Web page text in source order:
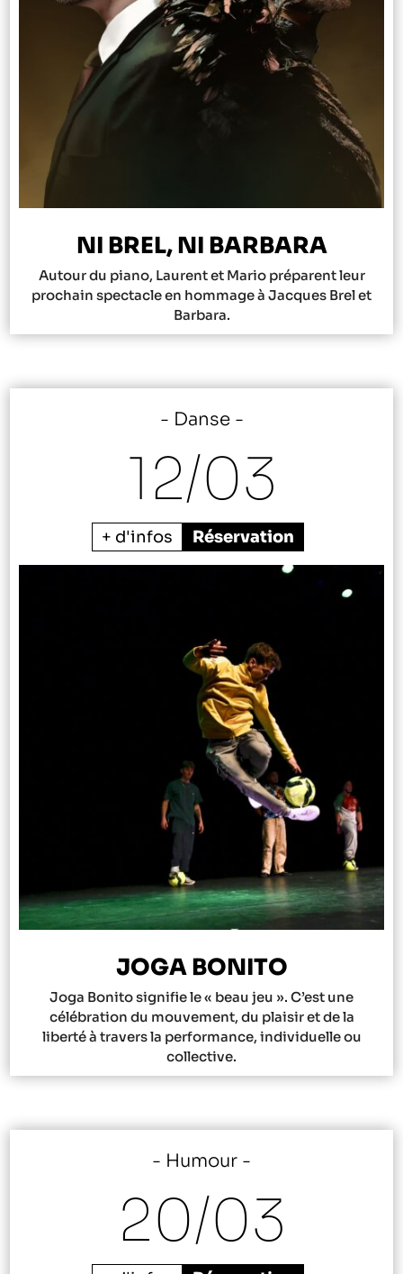
NI BREL, NI BARBARA
Autour du piano, Laurent et Mario préparent leur
prochain spectacle en hommage à Jacques Brel et
Barbara.
Danse
12/03
+ d'infos Réservation
JOGA BONITO
Joga Bonito signifie le « beau jeu ». C’est une
célébration du mouvement, du plaisir et de la
liberté à travers la performance, individuelle ou
collective.
Humour
20/03